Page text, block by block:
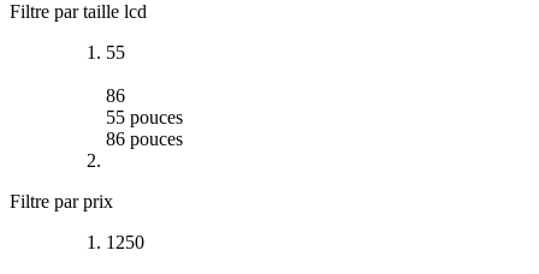
Filtre par taille lcd
55
86
55 pouces
86 pouces
Filtre par prix
1250